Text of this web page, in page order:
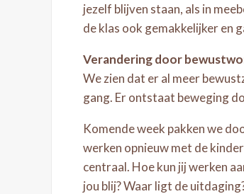
jezelf blijven staan, als in
de klas ook gemakkelijker en
Verandering door
We zien dat er al meer
gang. Er ontstaat beweging
Komende week pakken we
werken opnieuw met de
centraal. Hoe kun jij werken
jou blij? Waar ligt de